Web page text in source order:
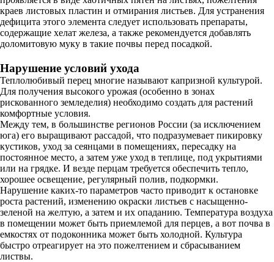
краев листовых пластин и отмирания листьев. Для устранения
дефицита этого элемента следует использовать препараты,
содержащие хелат железа, а также рекомендуется добавлять
доломитовую муку в такие почвы перед посадкой.
Нарушение условий ухода
Теплолюбивый перец многие называют капризной культурой.
Для получения высокого урожая (особенно в зонах
рискованного земледелия) необходимо создать для растений
комфортные условия.
Между тем, в большинстве регионов России (за исключением
юга) его выращивают рассадой, что подразумевает пикировку
кустиков, уход за сеянцами в помещениях, пересадку на
постоянное место, а затем уже уход в теплице, под укрытиями
или на грядке. И везде перцам требуется обеспечить тепло,
хорошее освещение, регулярный полив, подкормки.
Нарушение каких-то параметров часто приводит к остановке
роста растений, изменению окраски листьев с насыщенно-
зеленой на желтую, а затем и их опаданию. Температура воздуха
в помещении может быть приемлемой для перцев, а вот почва в
емкостях от подоконника может быть холодной. Культура
быстро отреагирует на это пожелтением и сбрасыванием
листвы.